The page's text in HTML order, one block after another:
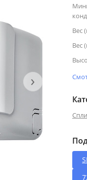
›
Вес
Вес